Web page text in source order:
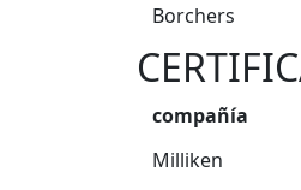
Borchers
compañía
Milliken